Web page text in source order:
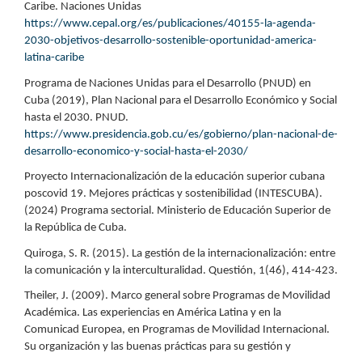
Caribe. Naciones Unidas
https://www.cepal.org/es/publicaciones/40155-la-agenda-
2030-objetivos-desarrollo-sostenible-oportunidad-america-
latina-caribe
Programa de Naciones Unidas para el Desarrollo (PNUD) en
Cuba (2019), Plan Nacional para el Desarrollo Económico y Social
hasta el 2030. PNUD.
https://www.presidencia.gob.cu/es/gobierno/plan-nacional-de-
desarrollo-economico-y-social-hasta-el-2030/
Proyecto Internacionalización de la educación superior cubana
poscovid 19. Mejores prácticas y sostenibilidad (INTESCUBA).
(2024) Programa sectorial. Ministerio de Educación Superior de
la República de Cuba.
Quiroga, S. R. (2015). La gestión de la internacionalización: entre
la comunicación y la interculturalidad. Questión, 1(46), 414-423.
Theiler, J. (2009). Marco general sobre Programas de Movilidad
Académica. Las experiencias en América Latina y en la
Comunicad Europea, en Programas de Movilidad Internacional.
Su organización y las buenas prácticas para su gestión y